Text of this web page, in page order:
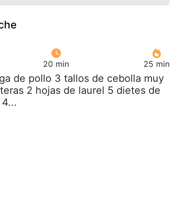
20 min 25 min
de pollo 3 tallos de cebolla muy
2 hojas de laurel 5 dietes de